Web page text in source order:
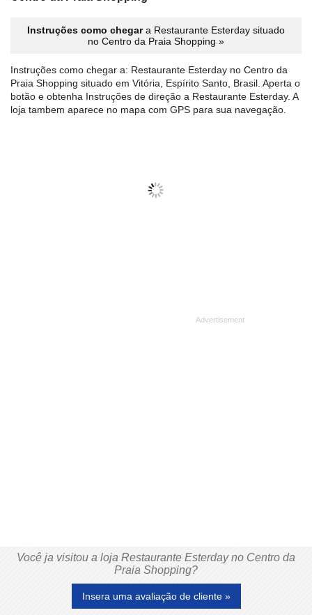
Instruções como chegara Restaurante Esterday situado
no Centro da Praia Shopping »
Instruções como chegar a: Restaurante Esterday no Centro da
Praia Shopping situado em Vitória, Espírito Santo, Brasil. Aperta o
botão e obtenha Instruções de direção a Restaurante Esterday. A
loja tambem aparece no mapa com GPS para sua navegação.
Você ja visitou a loja Restaurante Esterday no Centro da
Praia Shopping?
Insera uma avaliação de cliente »